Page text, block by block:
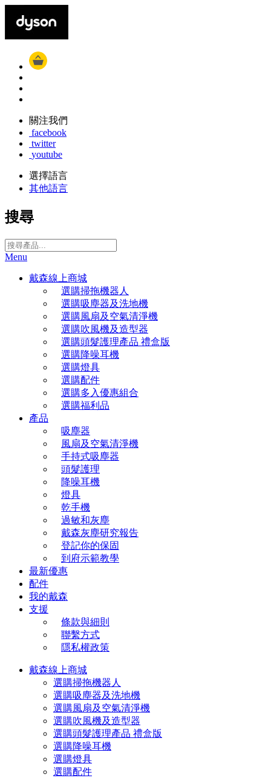
關注我們
facebook
twitter
youtube
選擇語言
其他語言
搜尋
Menu
戴森線上商城
選購掃拖機器人
選購吸塵器及洗地機
選購風扇及空氣清淨機
選購吹風機及造型器
選購頭髮護理產品 禮盒版
選購降噪耳機
選購燈具
選購配件
選購多入優惠組合
選購福利品
產品
吸塵器
風扇及空氣清淨機
手持式吸塵器
頭髮護理
降噪耳機
燈具
乾手機
過敏和灰塵
戴森灰塵研究報告
登記你的保固
到府示範教學
最新優惠
配件
我的戴森
支援
條款與細則
聯繫方式
隱私權政策
戴森線上商城
選購掃拖機器人
選購吸塵器及洗地機
選購風扇及空氣清淨機
選購吹風機及造型器
選購頭髮護理產品 禮盒版
選購降噪耳機
選購燈具
選購配件